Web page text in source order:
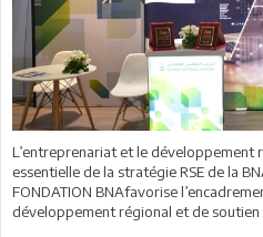
L’entreprenariat et le
essentielle de la stratégie RSE de la
FONDATION BNAfavorise
développement régional et de soutien